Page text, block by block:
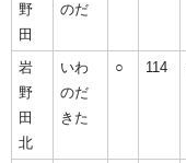
野
田
のだ
岩
野
田
北
いわ
のだ
きた
○ 114